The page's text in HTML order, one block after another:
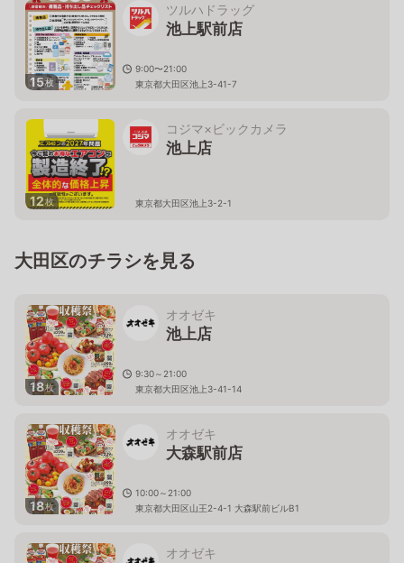
15枚
ツルハドラッグ
池上駅前店
9:00〜21:00
東京都大田区池上3-41-7
12枚
コジマ×ビックカメラ
池上店
東京都大田区池上3-2-1
大田区のチラシを見る
18枚
オオゼキ
池上店
9:30～21:00
東京都大田区池上3-41-14
18枚
オオゼキ
大森駅前店
10:00～21:00
東京都大田区山王2-4-1 大森駅前ビルB1
オオゼキ